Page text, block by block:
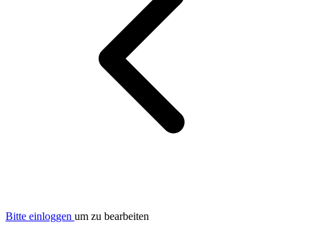
Bitte einloggen um zu bearbeiten